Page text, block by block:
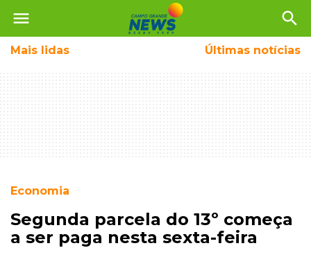
menu search
Mais lidas Últimas notícias
Economia
Segunda parcela do 13º começa
a ser paga nesta sexta-feira